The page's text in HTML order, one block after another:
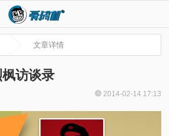
文章详情
访谈录
2014-02-14 17:13